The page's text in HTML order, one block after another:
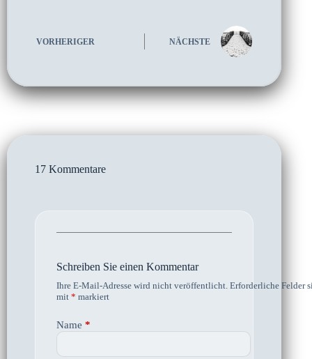
VORHERIGER NÄCHSTE
17 Kommentare
Schreiben Sie einen Kommentar
Ihre E-Mail-Adresse wird nicht veröffentlicht. Erforderliche Felder
mit * markiert
Name *